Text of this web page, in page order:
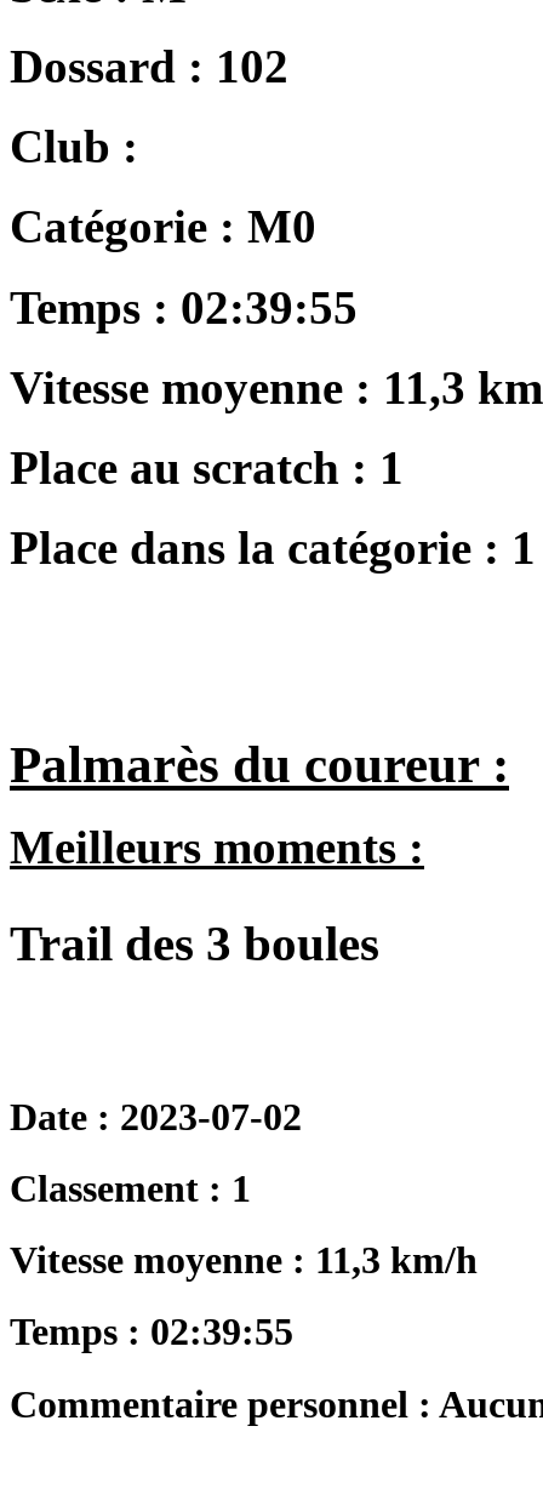
Dossard : 102
Club :
Catégorie : M0
Temps : 02:39:55
Vitesse moyenne : 11,3
Place au scratch : 1
Place dans la catégorie : 1
Palmarès du coureur :
Meilleurs moments :
Trail des 3 boules
Date : 2023-07-02
Classement : 1
Vitesse moyenne : 11,3 km/h
Temps : 02:39:55
Commentaire personnel :